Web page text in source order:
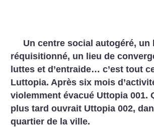
Un centre social autogéré, un
réquisitionné, un lieu de
luttes et d’entraide… c’est tout
Luttopia. Après six mois
violemment évacué Uttopia 001.
plus tard ouvrait Uttopia 002,
quartier de la ville.